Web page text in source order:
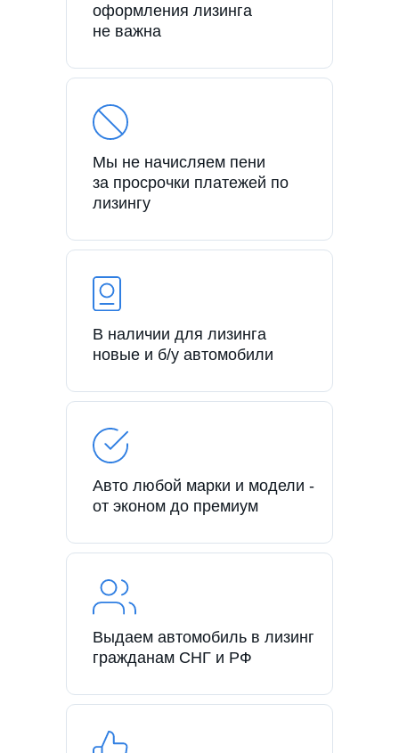
оформления лизинга
не важна
Мы не начисляем пени
за просрочки платежей по
лизингу
В наличии для лизинга
новые и б/у автомобили
Авто любой марки и модели -
от эконом до премиум
Выдаем автомобиль в лизинг
гражданам СНГ и РФ